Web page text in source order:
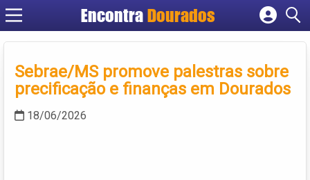
EncontraDourados
Cadastrar empresa
Criar conta
Sebrae/MS promove palestras sobre
precificação e finanças em Dourados
18/06/2026